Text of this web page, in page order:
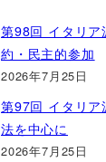
第98回 イタリア
約・民主的参加
2026年7月25日
第97回 イタリア
法を中心に
2026年7月25日